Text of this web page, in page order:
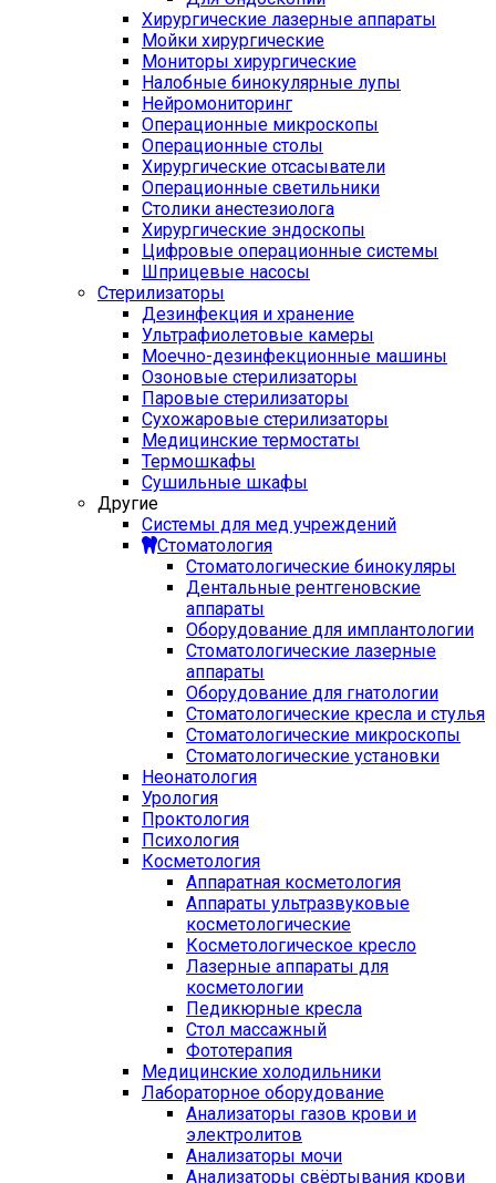
Хирургические лазерные аппараты
Мойки хирургические
Мониторы хирургические
Налобные бинокулярные лупы
Нейромониторинг
Операционные микроскопы
Операционные столы
Хирургические отсасыватели
Операционные светильники
Столики анестезиолога
Хирургические эндоскопы
Цифровые операционные системы
Шприцевые насосы
Стерилизаторы
Дезинфекция и хранение
Ультрафиолетовые камеры
Моечно-дезинфекционные машины
Озоновые стерилизаторы
Паровые стерилизаторы
Сухожаровые стерилизаторы
Медицинские термостаты
Термошкафы
Сушильные шкафы
Другие
Системы для мед учреждений
Стоматология
Стоматологические бинокуляры
Дентальные рентгеновские
аппараты
Оборудование для имплантологии
Стоматологические лазерные
аппараты
Оборудование для гнатологии
Стоматологические кресла и стулья
Стоматологические микроскопы
Стоматологические установки
Неонатология
Урология
Проктология
Психология
Косметология
Аппаратная косметология
Аппараты ультразвуковые
косметологические
Косметологическое кресло
Лазерные аппараты для
косметологии
Педикюрные кресла
Стол массажный
Фототерапия
Медицинские холодильники
Лабораторное оборудование
Анализаторы газов крови и
электролитов
Анализаторы мочи
Анализаторы свёртывания крови